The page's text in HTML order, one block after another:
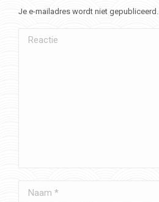
Je e-mailadres wordt niet gepubliceerd.
Reactie
Naam *